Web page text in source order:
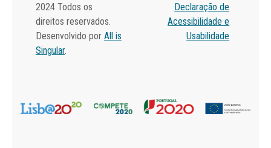
2024 Todos os
direitos reservados.
Desenvolvido por All is
Singular.
Declaração de
Acessibilidade e
Usabilidade